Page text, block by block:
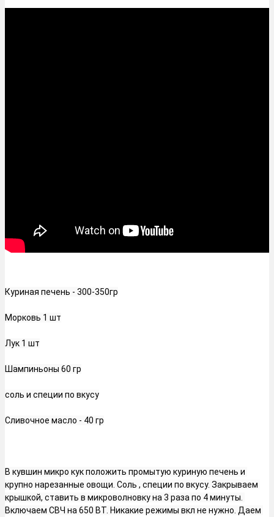
Куриная печень - 300-350гр
Морковь 1 шт
Лук 1 шт
Шампиньоны 60 гр
соль и специи по вкусу
Сливочное масло - 40 гр
В кувшин микро кук положить промытую куриную печень и
крупно нарезанные овощи. Соль , специи по вкусу. Закрываем
крышкой, ставить в микроволновку на 3 раза по 4 минуты.
Включаем СВЧ на 650 ВТ. Никакие режимы вкл не нужно. Даем